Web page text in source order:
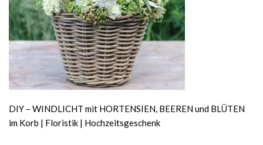
DIY – WINDLICHT mit HORTENSIEN, BEEREN und BLÜTEN
im Korb | Floristik | Hochzeitsgeschenk